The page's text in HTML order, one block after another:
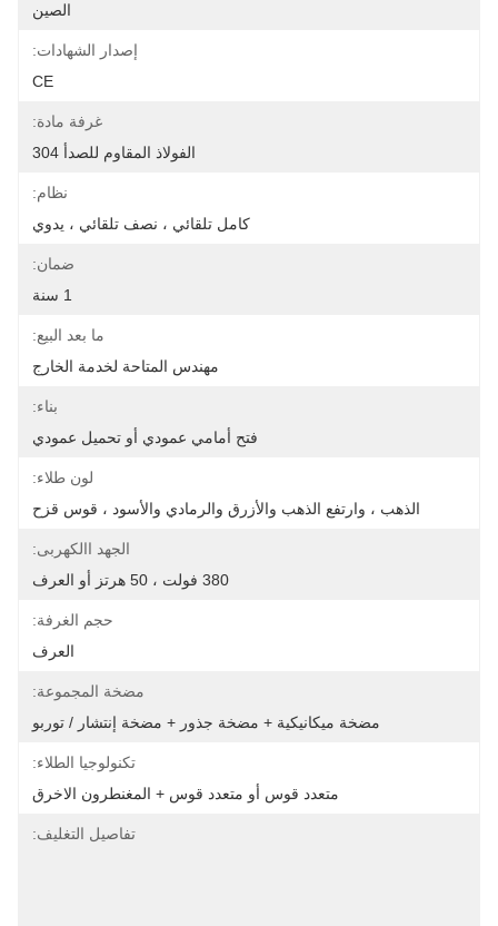
الصين
إصدار الشهادات:
CE
غرفة مادة:
الفولاذ المقاوم للصدأ 304
نظام:
كامل تلقائي ، نصف تلقائي ، يدوي
ضمان:
1 سنة
ما بعد البيع:
مهندس المتاحة لخدمة الخارج
بناء:
فتح أمامي عمودي أو تحميل عمودي
لون طلاء:
الذهب ، وارتفع الذهب والأزرق والرمادي والأسود ، قوس قزح
الجهد االكهربى:
380 فولت ، 50 هرتز أو العرف
حجم الغرفة:
العرف
مضخة المجموعة:
مضخة ميكانيكية + مضخة جذور + مضخة إنتشار / توربو
تكنولوجيا الطلاء:
متعدد قوس أو متعدد قوس + المغنطرون الاخرق
تفاصيل التغليف: